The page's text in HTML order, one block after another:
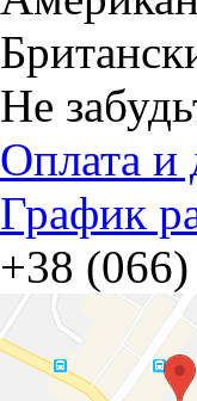
Не
Оплата и
График
+38